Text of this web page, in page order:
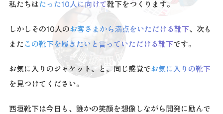
私たちはたった10人に向けて靴下をつくります。
しかしその10人のお客さまから満点をいただける靴下、 次も
また この靴下を履きたいと言っていただける靴下です。
お気に入りのジャケット、と、同じ感覚でお気に入りの靴下
を見つけてください。
西垣靴下は今日も、誰かの笑顔を想像しながら開発に励んで